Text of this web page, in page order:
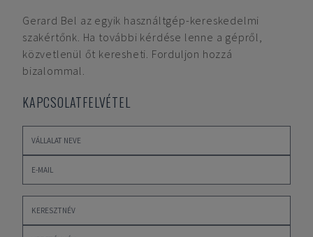
Gerard Bel az egyik használtgép-kereskedelmi
szakértőnk. Ha további kérdése lenne a gépről,
közvetlenül őt keresheti. Forduljon hozzá
bizalommal.
KAPCSOLATFELVÉTEL